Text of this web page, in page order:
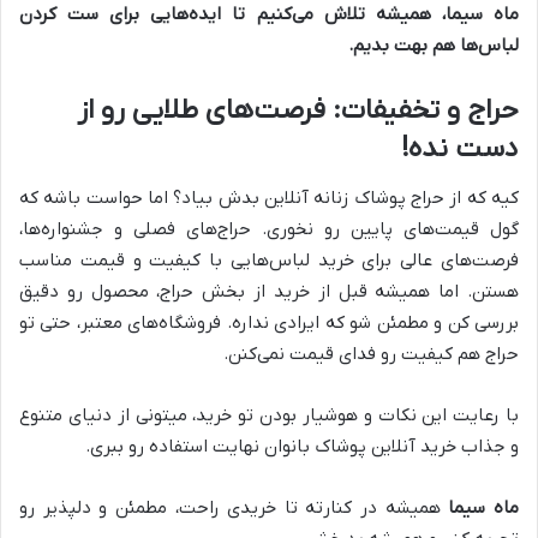
ماه سیما، همیشه تلاش می‌کنیم تا ایده‌هایی برای ست کردن
لباس‌ها هم بهت بدیم.
حراج و تخفیفات: فرصت‌های طلایی رو از
دست نده!
کیه که از حراج پوشاک زنانه آنلاین بدش بیاد؟ اما حواست باشه که
گول قیمت‌های پایین رو نخوری. حراج‌های فصلی و جشنواره‌ها،
فرصت‌های عالی برای خرید لباس‌هایی با کیفیت و قیمت مناسب
هستن. اما همیشه قبل از خرید از بخش حراج، محصول رو دقیق
بررسی کن و مطمئن شو که ایرادی نداره. فروشگاه‌های معتبر، حتی تو
حراج هم کیفیت رو فدای قیمت نمی‌کنن.
با رعایت این نکات و هوشیار بودن تو خرید، میتونی از دنیای متنوع
و جذاب خرید آنلاین پوشاک بانوان نهایت استفاده رو ببری.
ماه سیما همیشه در کنارته تا خریدی راحت، مطمئن و دلپذیر رو